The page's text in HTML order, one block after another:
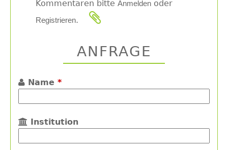
Kommentaren bitte Anmelden oder
Registrieren.
ANFRAGE
Name *
Institution